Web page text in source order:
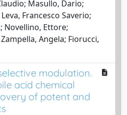
Masullo, Dario;
Francesco Saverio;
Novellino, Ettore;
Angela; Fiorucci,
modulation.
acid chemical
of potent and